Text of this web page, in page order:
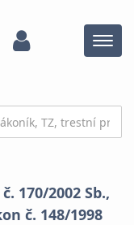
Menu
170/2002 Sb.,
č. 148/1998